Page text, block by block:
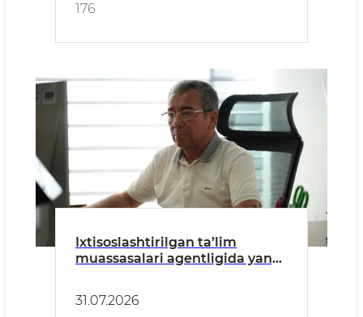
176
Ixtisoslashtirilgan ta’lim
muassasalari agentligida yangi
31.07.2026